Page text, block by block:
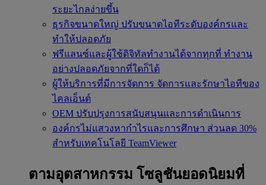
ระยะไกลง่ายขึ้น
ธุรกิจขนาดใหญ่ ปรับขนาดไอทีระดับองค์กรและ
ทำให้ปลอดภัย
ฟรีแลนซ์และผู้ใช้ดิจิทัลทำงานได้จากทุกที่ ทำงาน
อย่างปลอดภัยจากที่ใดก็ได้
ผู้ให้บริการที่มีการจัดการ จัดการและรักษาไอทีของ
ไคลเอ็นต์
OEM ปรับปรุงการสนับสนุนและการดำเนินการ
องค์กรไม่แสวงหากำไรและการศึกษา ส่วนลด 30%
สำหรับเทคโนโลยี TeamViewer
ตามอุตสาหกรรม โซลูชันยอดนิยมที่